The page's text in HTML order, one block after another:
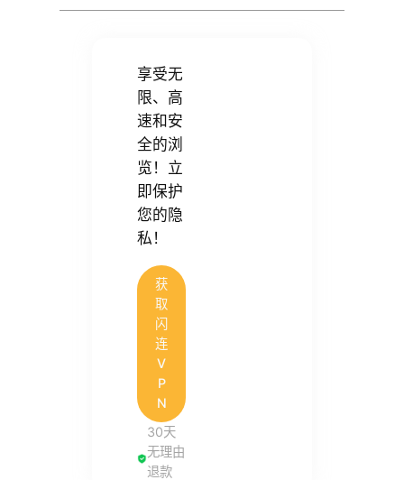
享受无
限、高
速和安
全的浏
览！立
即保护
您的隐
私！
获
取
闪
连
V
P
N
30天
无理由
退款